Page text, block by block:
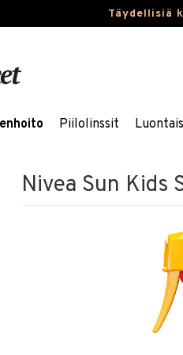
Täydellisiä
Piilolinssit
Nivea Sun Kids